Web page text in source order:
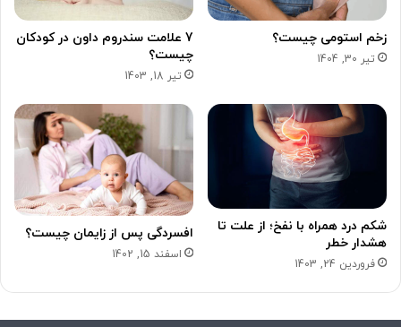
زخم استومی چیست؟
تیر 30, 1404
7 علامت سندروم داون در کودکان
چیست؟
تیر 18, 1403
شکم درد همراه با نفخ؛ از علت تا
هشدار خطر
فروردین 24, 1403
افسردگی پس از زایمان چیست؟
اسفند 15, 1402